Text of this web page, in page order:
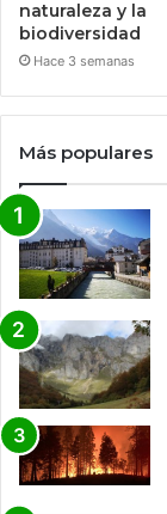
naturaleza y la
biodiversidad
Hace 3 semanas
Más populares